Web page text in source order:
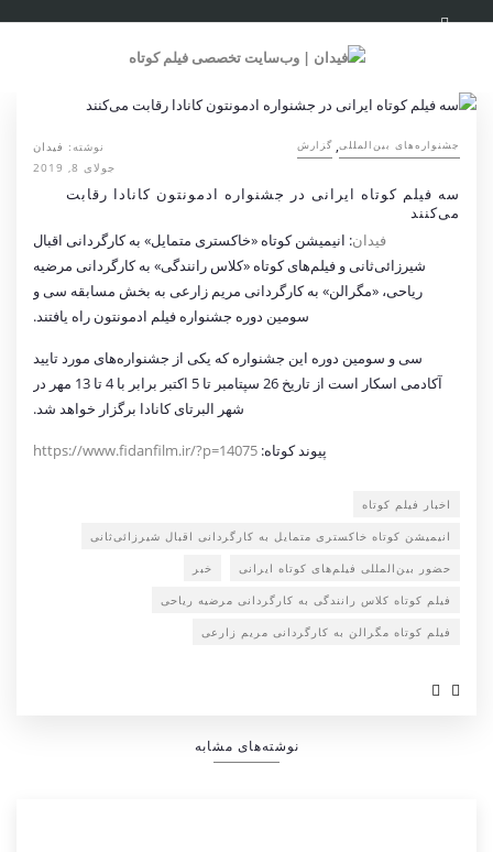
‌‌جشنواره‌های بین‌المللی, گزارش نوشته: فیدان
جولای 8, 2019
سه فیلم کوتاه ایرانی در جشنواره ادمونتون کانادا رقابت
می‌کنند
فیدان: انیمیشن کوتاه «خاکستری متمایل» به کارگردانی اقبال
شیرزائی‌ثانی و فیلم‌های کوتاه «کلاس رانندگی» به کارگردانی مرضیه
ریاحی، «مگرالن» به کارگردانی مریم زارعی به بخش مسابقه سی و
سومین دوره جشنواره فیلم ادمونتون راه یافتند.
سی و سومین دوره این جشنواره که یکی از جشنواره‌های مورد تایید
آکادمی اسکار است از تاریخ 26 سپتامبر تا 5 اکتبر برابر با 4 تا 13 مهر در
شهر البرتای کانادا برگزار خواهد شد.
پیوند کوتاه: https://www.fidanfilm.ir/?p=14075
اخبار فیلم کوتاه
انیمیشن کوتاه خاکستری متمایل به کارگردانی اقبال شیرزائی‌ثانی
حضور بین‌المللی فیلم‌های کوتاه ایرانی خبر
فیلم کوتاه کلاس رانندگی به کارگردانی مرضیه ریاحی
فیلم کوتاه مگرالن به کارگردانی مریم زارعی
نوشته‌های مشابه